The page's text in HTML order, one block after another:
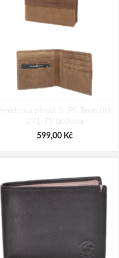
55-06 petrolejová 38 L
1 790,00 Kč
Peněženka pánská BHPC Texas BH-
271-75 tabáková
599,00 Kč